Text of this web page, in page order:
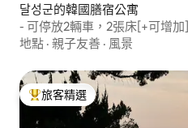
달성군的韓國膳宿公寓
- 可停放2輛車，2張床[+可增
酒吧，按摩浴缸，遊戲機
地點 · 親子友善 · 風景
旅客精選榜首
旅客精選